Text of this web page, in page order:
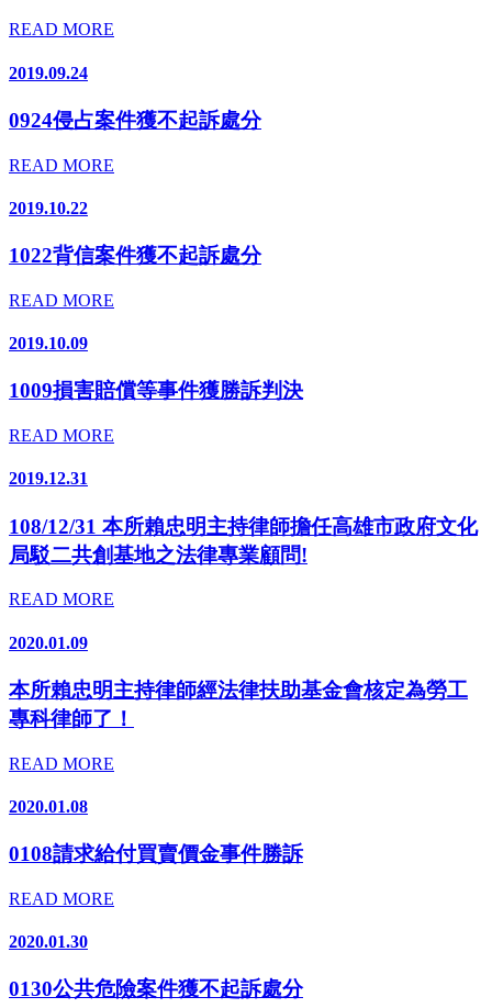
READ MORE
2019.09.24
0924侵占案件獲不起訴處分
READ MORE
2019.10.22
1022背信案件獲不起訴處分
READ MORE
2019.10.09
1009損害賠償等事件獲勝訴判決
READ MORE
2019.12.31
108/12/31 本所賴忠明主持律師擔任高雄市政府文化
局駁二共創基地之法律專業顧問!
READ MORE
2020.01.09
本所賴忠明主持律師經法律扶助基金會核定為勞工
專科律師了！
READ MORE
2020.01.08
0108請求給付買賣價金事件勝訴
READ MORE
2020.01.30
0130公共危險案件獲不起訴處分